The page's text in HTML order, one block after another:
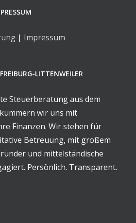
| Impressum
LITTENWEILER
Steuerberatung aus dem
wir uns mit
Finanzen. Wir stehen für
Betreuung, mit großem
und mittelständische
Persönlich. Transparent.